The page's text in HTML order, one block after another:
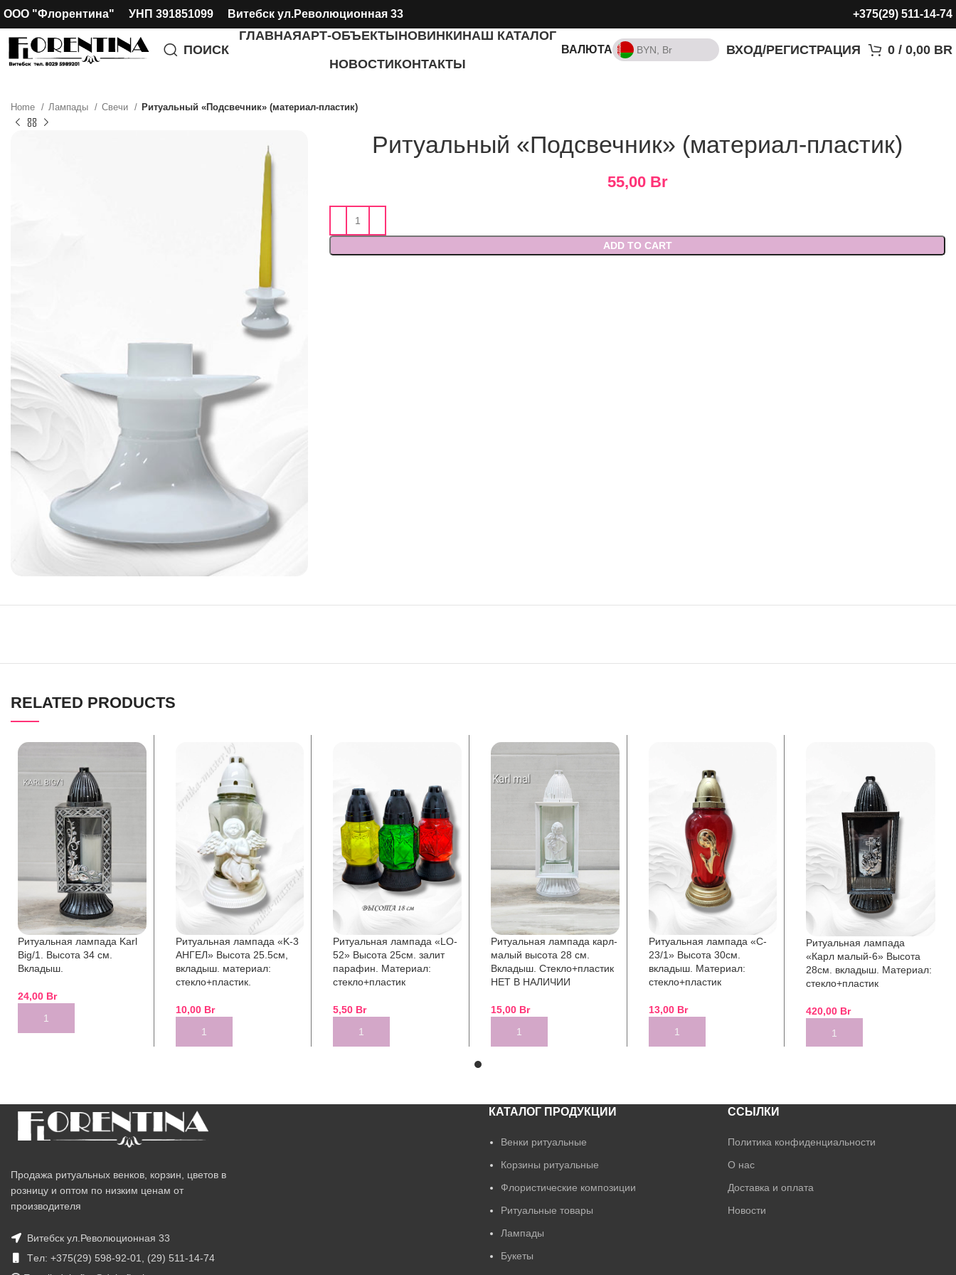
ООО "Флорентина" УНП 391851099 Витебск ул.Революционная 33 +375(29) 511-14-74
ПОИСК
ГЛАВНАЯАРТ-ОБЪЕКТЫНОВИНКИНАШ КАТАЛОГ
НОВОСТИКОНТАКТЫ
ВАЛЮТА BYN, Br
BYN, Br ВХОД/РЕГИСТРАЦИЯ 0 / 0,00 BR
Home Лампады Свечи Ритуальный «Подсвечник» (материал-пластик)
Ритуальный «Подсвечник» (материал-пластик)
55,00 Br
ADD TO CART
RELATED PRODUCTS
Ритуальная лампада Karl
Big/1. Высота 34 см.
Вкладыш.
24,00 Br
ADD TO CART
Ритуальная лампада «K-3
АНГЕЛ» Высота 25.5см,
вкладыш. материал:
стекло+пластик.
10,00 Br
ADD TO CART
Ритуальная лампада «LO-
52» Высота 25см. залит
парафин. Материал:
стекло+пластик
5,50 Br
ADD TO CART
Ритуальная лампада карл-
малый высота 28 см.
Вкладыш. Стекло+пластик
НЕТ В НАЛИЧИИ
15,00 Br
ADD TO CART
Ритуальная лампада «C-
23/1» Высота 30см.
вкладыш. Материал:
стекло+пластик
13,00 Br
ADD TO CART
Ритуальная лампада
«Карл малый-6» Высота
28см. вкладыш. Материал:
стекло+пластик
420,00 Br
ADD TO CART
Продажа ритуальных венков, корзин, цветов в
розницу и оптом по низким ценам от
производителя
Витебск ул.Революционная 33
Tел: +375(29) 598-92-01, (29) 511-14-74
КАТАЛОГ ПРОДУКЦИИ
Венки ритуальные
Корзины ритуальные
Флористические композиции
Ритуальные товары
Лампады
Букеты
ССЫЛКИ
Политика конфиденциальности
О нас
Доставка и оплата
Новости